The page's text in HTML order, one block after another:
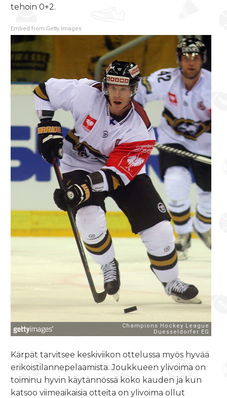
tehoin 0+2.
Embed from Getty Images
Kärpät tarvitsee keskiviikon ottelussa myös hyvää
erikoistilannepelaamista. Joukkueen ylivoima on
toiminu hyvin käytännössä koko kauden ja kun
katsoo viimeaikaisia otteita on ylivoima ollut